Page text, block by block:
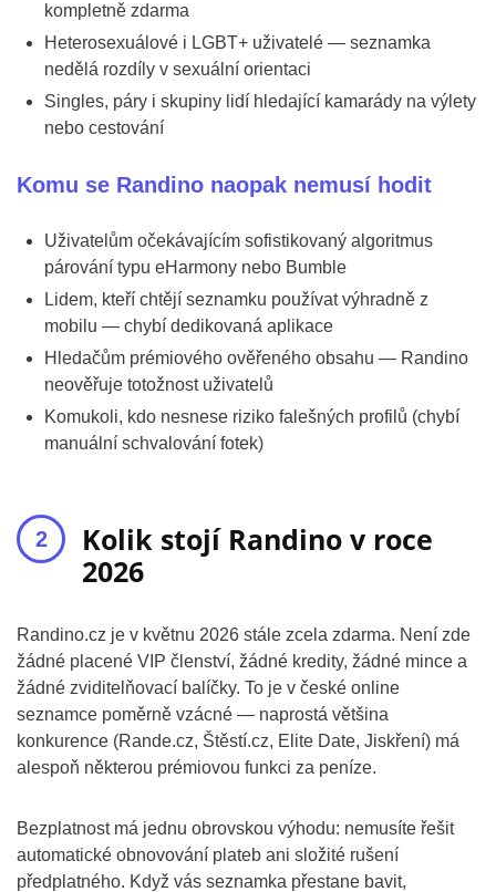
kompletně zdarma
Heterosexuálové i LGBT+ uživatelé — seznamka
nedělá rozdíly v sexuální orientaci
Singles, páry i skupiny lidí hledající kamarády na výlety
nebo cestování
Komu se Randino naopak nemusí hodit
Uživatelům očekávajícím sofistikovaný algoritmus
párování typu eHarmony nebo Bumble
Lidem, kteří chtějí seznamku používat výhradně z
mobilu — chybí dedikovaná aplikace
Hledačům prémiového ověřeného obsahu — Randino
neověřuje totožnost uživatelů
Komukoli, kdo nesnese riziko falešných profilů (chybí
manuální schvalování fotek)
Kolik stojí Randino v roce
2026
Randino.cz je v květnu 2026 stále zcela zdarma. Není zde
žádné placené VIP členství, žádné kredity, žádné mince a
žádné zviditelňovací balíčky. To je v české online
seznamce poměrně vzácné — naprostá většina
konkurence (Rande.cz, Štěstí.cz, Elite Date, Jiskření) má
alespoň některou prémiovou funkci za peníze.
Bezplatnost má jednu obrovskou výhodu: nemusíte řešit
automatické obnovování plateb ani složité rušení
předplatného. Když vás seznamka přestane bavit,